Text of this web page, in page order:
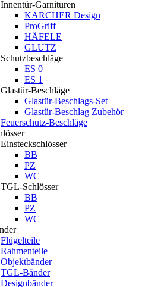
Innentür-Garnituren
KARCHER Design
ProGriff
HÄFELE
GLUTZ
Schutzbeschläge
ES 0
ES 1
Glastür-Beschläge
Glastür-Beschlags-Set
Glastür-Beschlag Zubehör
Feuerschutz-Beschläge
Einsteckschlösser
BB
PZ
WC
TGL-Schlösser
BB
PZ
WC
Flügelteile
Rahmenteile
Objektbänder
TGL-Bänder
Designbänder